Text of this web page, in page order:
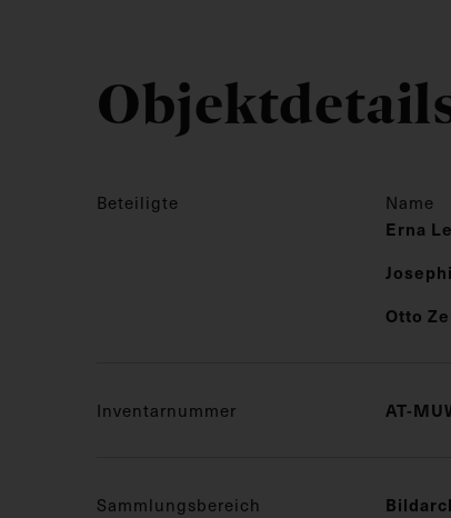
Beteiligte Name
Erna
Otto
Inventarnummer AT-
Sammlungsbereich